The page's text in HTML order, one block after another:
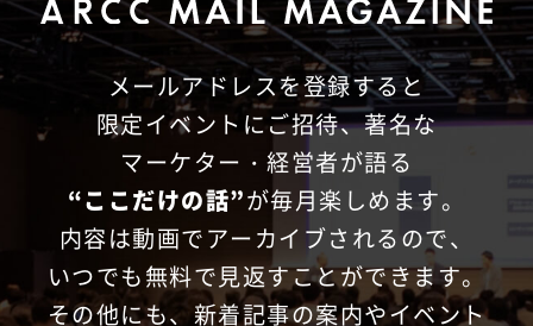
メールアドレスを登録すると
限定イベントにご招待、著名な
マーケター・経営者が語る
“ここだけの話”が毎月楽しめます。
内容は動画でアーカイブされるので、
いつでも無料で見返すことができます。
その他にも、新着記事の案内やイベント